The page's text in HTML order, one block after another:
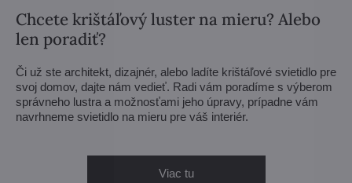
Chcete krištáľový luster na mieru? Alebo
len poradiť?
Či už ste architekt, dizajnér, alebo ladíte krištáľové svietidlo pre
svoj domov, dajte nám vedieť. Radi vám poradíme s výberom
správneho lustra a možnosťami jeho úpravy, prípadne vám
navrhneme svietidlo na mieru pre váš interiér.
Viac tu